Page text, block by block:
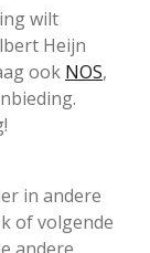
wilt
Heijn
ook NOS,
in andere
of volgende